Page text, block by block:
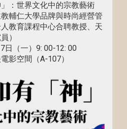
：世界文化中的宗教藝術
輔仁大學品牌與時尚經營管
教育課程中心合聘教授、天
）
日（一）9: 00-12: 00
影空間（A-107）